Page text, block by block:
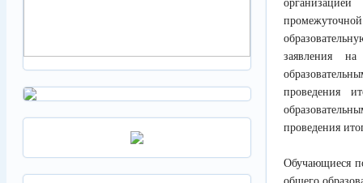
заявления
проведения
проведения
Обучающиеся